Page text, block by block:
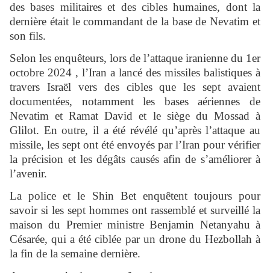
des bases militaires et des cibles humaines, dont la
dernière était le commandant de la base de Nevatim et
son fils.
Selon les enquêteurs, lors de l’attaque iranienne du 1er
octobre 2024 , l’Iran a lancé des missiles balistiques à
travers Israël vers des cibles que les sept avaient
documentées, notamment les bases aériennes de
Nevatim et Ramat David et le siège du Mossad à
Glilot. En outre, il a été révélé qu’après l’attaque au
missile, les sept ont été envoyés par l’Iran pour vérifier
la précision et les dégâts causés afin de s’améliorer à
l’avenir.
La police et le Shin Bet enquêtent toujours pour
savoir si les sept hommes ont rassemblé et surveillé la
maison du Premier ministre Benjamin Netanyahu à
Césarée, qui a été ciblée par un drone du Hezbollah à
la fin de la semaine dernière.